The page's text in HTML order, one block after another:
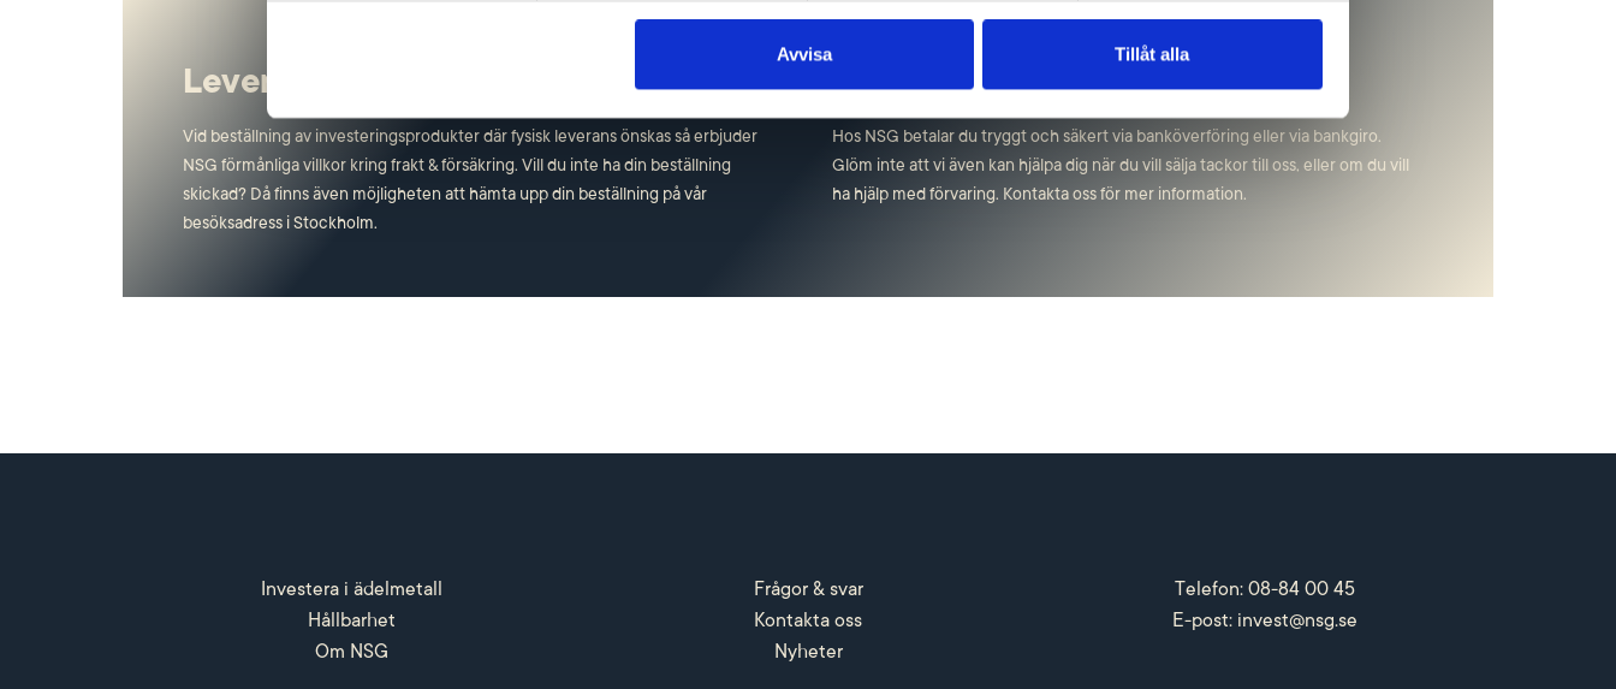
Avvisa Tillåt alla
Leveransinformation
Vid beställning av investeringsprodukter där fysisk leverans önskas så erbjuder
NSG förmånliga villkor kring frakt & försäkring. Vill du inte ha din beställning
skickad? Då finns även möjligheten att hämta upp din beställning på vår
besöksadress i Stockholm.
Övrig information
Hos NSG betalar du tryggt och säkert via banköverföring eller via bankgiro.
Glöm inte att vi även kan hjälpa dig när du vill sälja tackor till oss, eller om du vill
ha hjälp med förvaring. Kontakta oss för mer information.
Investera i ädelmetall
Hållbarhet
Om NSG
Frågor & svar
Kontakta oss
Nyheter
Telefon: 08-84 00 45
E-post: invest@nsg.se